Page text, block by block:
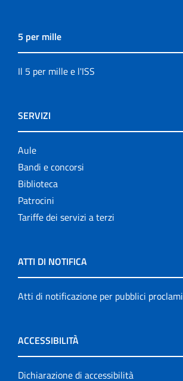
5 per mille
Il 5 per mille e l'ISS
SERVIZI
Aule
Bandi e concorsi
Biblioteca
Patrocini
Tariffe dei servizi a terzi
ATTI DI NOTIFICA
Atti di notificazione per pubblici proclami
ACCESSIBILITÀ
Dichiarazione di accessibilità